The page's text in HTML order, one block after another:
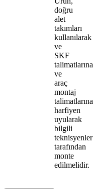
doğru
alet
takımları
kullanılarak
ve
SKF
talimatlarına
ve
araç
montaj
talimatlarına
harfiyen
uyularak
bilgili
teknisyenler
tarafından
monte
edilmelidir.